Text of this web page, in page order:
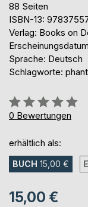
88 Seiten
ISBN-13:
Verlag: Books on
Sprache: Deutsch
Schlagworte:
Bewertung::
0%
0 Bewertungen
erhältlich als:
BUCH 15,00 €
15,00 €